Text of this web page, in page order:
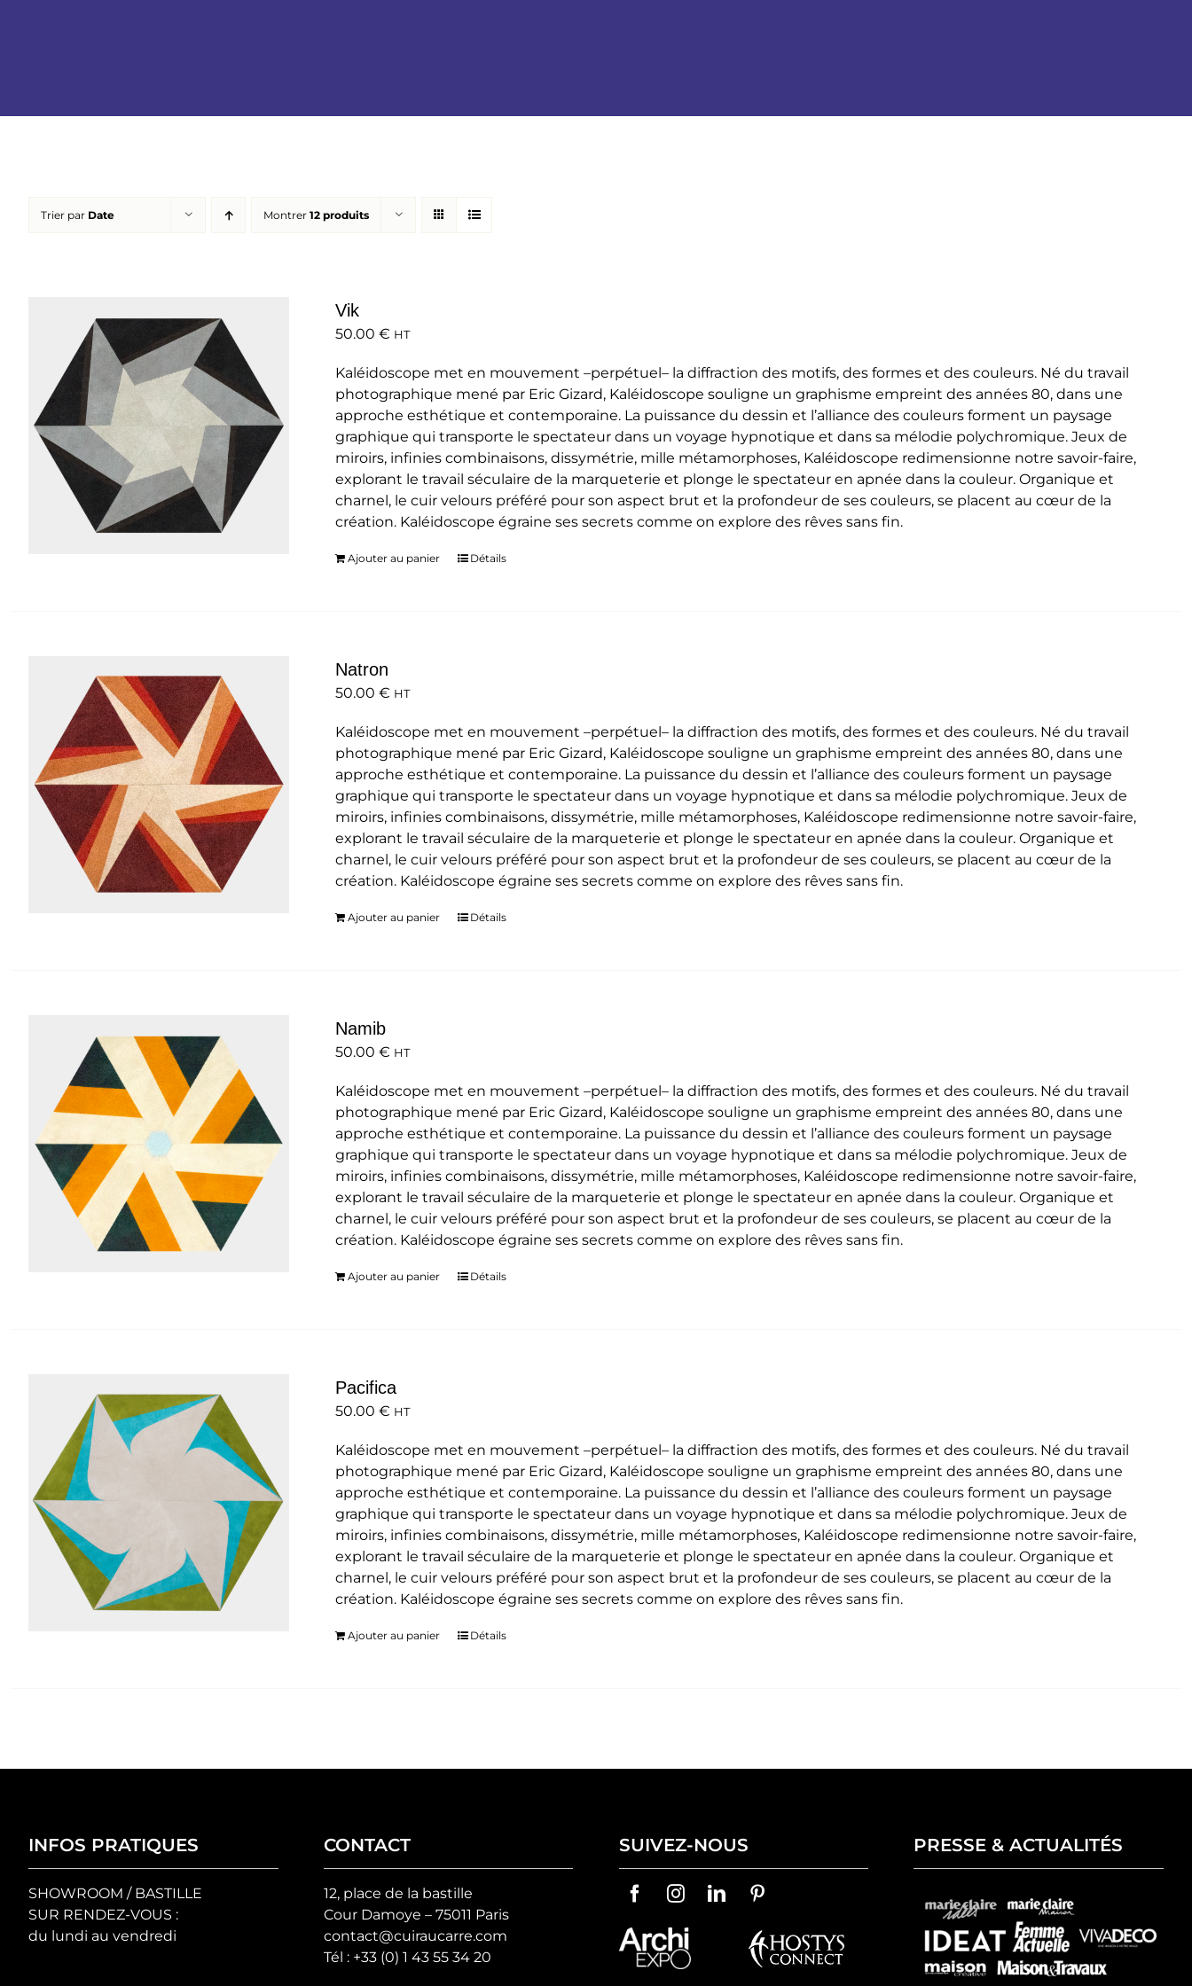
Trier par Date Montrer 12 produits
Vik
50.00 € HT
Kaléidoscope met en mouvement –perpétuel– la diffraction des motifs, des formes et des couleurs. Né du travail
photographique mené par Eric Gizard, Kaléidoscope souligne un graphisme empreint des années 80, dans une
approche esthétique et contemporaine. La puissance du dessin et l’alliance des couleurs forment un paysage
graphique qui transporte le spectateur dans un voyage hypnotique et dans sa mélodie polychromique. Jeux de
miroirs, infinies combinaisons, dissymétrie, mille métamorphoses, Kaléidoscope redimensionne notre savoir-faire,
explorant le travail séculaire de la marqueterie et plonge le spectateur en apnée dans la couleur. Organique et
charnel, le cuir velours préféré pour son aspect brut et la profondeur de ses couleurs, se placent au cœur de la
création. Kaléidoscope égraine ses secrets comme on explore des rêves sans fin.
Ajouter au panier Détails
Natron
50.00 € HT
Kaléidoscope met en mouvement –perpétuel– la diffraction des motifs, des formes et des couleurs. Né du travail
photographique mené par Eric Gizard, Kaléidoscope souligne un graphisme empreint des années 80, dans une
approche esthétique et contemporaine. La puissance du dessin et l’alliance des couleurs forment un paysage
graphique qui transporte le spectateur dans un voyage hypnotique et dans sa mélodie polychromique. Jeux de
miroirs, infinies combinaisons, dissymétrie, mille métamorphoses, Kaléidoscope redimensionne notre savoir-faire,
explorant le travail séculaire de la marqueterie et plonge le spectateur en apnée dans la couleur. Organique et
charnel, le cuir velours préféré pour son aspect brut et la profondeur de ses couleurs, se placent au cœur de la
création. Kaléidoscope égraine ses secrets comme on explore des rêves sans fin.
Ajouter au panier Détails
Namib
50.00 € HT
Kaléidoscope met en mouvement –perpétuel– la diffraction des motifs, des formes et des couleurs. Né du travail
photographique mené par Eric Gizard, Kaléidoscope souligne un graphisme empreint des années 80, dans une
approche esthétique et contemporaine. La puissance du dessin et l’alliance des couleurs forment un paysage
graphique qui transporte le spectateur dans un voyage hypnotique et dans sa mélodie polychromique. Jeux de
miroirs, infinies combinaisons, dissymétrie, mille métamorphoses, Kaléidoscope redimensionne notre savoir-faire,
explorant le travail séculaire de la marqueterie et plonge le spectateur en apnée dans la couleur. Organique et
charnel, le cuir velours préféré pour son aspect brut et la profondeur de ses couleurs, se placent au cœur de la
création. Kaléidoscope égraine ses secrets comme on explore des rêves sans fin.
Ajouter au panier Détails
Pacifica
50.00 € HT
Kaléidoscope met en mouvement –perpétuel– la diffraction des motifs, des formes et des couleurs. Né du travail
photographique mené par Eric Gizard, Kaléidoscope souligne un graphisme empreint des années 80, dans une
approche esthétique et contemporaine. La puissance du dessin et l’alliance des couleurs forment un paysage
graphique qui transporte le spectateur dans un voyage hypnotique et dans sa mélodie polychromique. Jeux de
miroirs, infinies combinaisons, dissymétrie, mille métamorphoses, Kaléidoscope redimensionne notre savoir-faire,
explorant le travail séculaire de la marqueterie et plonge le spectateur en apnée dans la couleur. Organique et
charnel, le cuir velours préféré pour son aspect brut et la profondeur de ses couleurs, se placent au cœur de la
création. Kaléidoscope égraine ses secrets comme on explore des rêves sans fin.
Ajouter au panier Détails
INFOS PRATIQUES
SHOWROOM / BASTILLE
SUR RENDEZ-VOUS :
du lundi au vendredi
CONTACT
12, place de la bastille
Cour Damoye – 75011 Paris
contact@cuiraucarre.com
Tél : +33 (0) 1 43 55 34 20
SUIVEZ-NOUS PRESSE & ACTUALITÉS